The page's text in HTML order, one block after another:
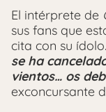
El intérprete de
sus fans que
cita con su
se ha
vientos… os
exconcursante